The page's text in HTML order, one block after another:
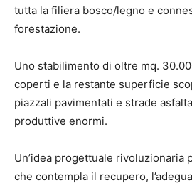
tutta la filiera bosco/legno e
forestazione.
Uno stabilimento di oltre mq.
coperti e la restante superficie
piazzali pavimentati e strade
produttive enormi.
Un’idea progettuale rivoluzionaria
che contempla il recupero,